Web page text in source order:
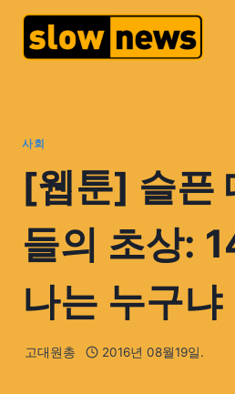
사회
[웹툰] 슬픈
들의 초상:
나는 누구냐
고대원총 2016년 08월19일.